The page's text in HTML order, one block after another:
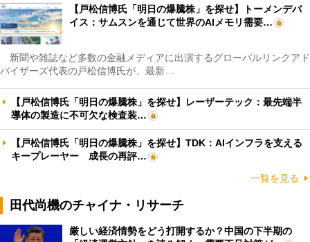
【戸松信博氏「明日の爆騰株」を探せ】トーメンデバ
イス：サムスンを通じて世界のAIメモリ需要…
新聞や雑誌など多数の金融メディアに出演するグローバルリンクアド
バイザーズ代表の戸松信博氏が、最新…
【戸松信博氏「明日の爆騰株」を探せ】レーザーテック：最先端半
導体の製造に不可欠な検査装…
【戸松信博氏「明日の爆騰株」を探せ】TDK：AIインフラを支える
キープレーヤー 成長の再評…
一覧を見る
田代尚機のチャイナ・リサーチ
厳しい経済情勢をどう打開するか？中国の下半期の